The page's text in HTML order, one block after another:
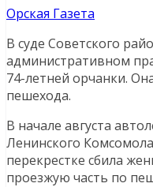
Орская Газета
В суде Советского
административном
74-летней орчанки.
пешехода.
В начале августа
Ленинского
перекрестке сбила
проезжую часть по